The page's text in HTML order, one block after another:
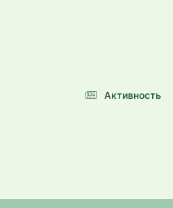
Активность